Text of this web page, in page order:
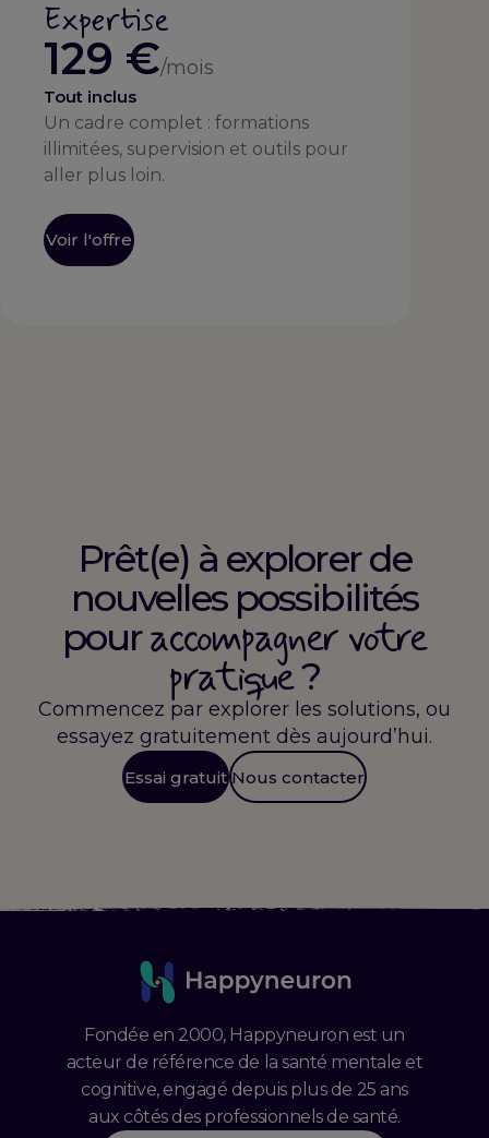
Expertise
129 €/mois
Tout inclus
Un cadre complet : formations
illimitées, supervision et outils pour
aller plus loin.
Voir l'offre
Prêt(e) à explorer de
nouvelles possibilités
pouraccompagner votre
pratique?
Commencez par explorer les solutions, ou
essayez gratuitement dès aujourd’hui.
Essai gratuit Nous contacter
Fondée en 2000, Happyneuron est un
acteur de référence de la santé mentale et
cognitive, engagé depuis plus de 25 ans
aux côtés des professionnels de santé.